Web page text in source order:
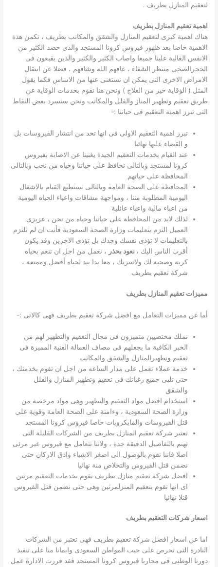
لتعقيم المنازل بطريف .
اهمية تعقيم المنازل بطريف
هناك اهمية كبرى لتعقيم المنازل والشقق والمكاتب بطريف ، تكمن هذة
الاهمية خاصا بعد ظهور فيروس كرونا المستجد والذى حصد الكثير من
الانفس الغالية علينا جميعا واصاب الكثير والكثير والذين يقبعون فى
الحجرالصحى منتظر الشفاء ، عافهم الله وشافهم ، فضلا عن انتقال
الامراض الاخرى التى يمكن ان نستغنى عنها من الاساس فكما يقول
المثل ( الوقاية خير من العلاج ) ونحن هنا نقوم بخدمات الوقاية عن
طريق تعقيم وتطهير المناز والفلل والمكاتب ونحن سنسرد بعض النقاط
التى تبرز اهمية التعقيم فى حياتنا :-
تبرز اهمية التعقيم الاولى فى انها تحد من انتشار الفيروسات بل
و القضاء عليها نهائيا
عند القيام بخدمات التعقيم الجيدة يغنينا عن الاصابة بفيروس
كرونا لمستجد وبالتالى نحافظ على حياتنا وحياه من نحب وبالتالى
المحافظة على حياتهم
المحافظة على الصحة العامة وبالتالى نستطيع القيام بالاشغال
اليومية المطلوبة مننا ، ومواجهة مشاقات واعباء الحياه اليومية
من اعباء مالية واعباء عائلية
لذلك لابد من المحافظة على حياتنا وحياه من نحن ، عزيزى
العميل التزم بتعليمات وزارة الصحة السعودية فأنت ان لم تلتزم
بالتعليمات لا تؤذى نفسك وحدك بل تؤذى الاخرين وقد يكون
أقرب الناس اليك ، نعود بحذر ، نعمل من اجل ان تنعم بحياه
كرية وصحية لك ولاسرتك ، معا يدا بيد لحياه أفضل وممتعة ،
شركة تعقيم بطريف
مميزات تعقيم المنازل بطريف
أما عن مميزات التعامل مع افضل شركة تعقيم بطريف فهى كالاتى :-
نملك مختصيين متميزون فى مجال التعقيم والتطهير لهم من
الخبر الكافية ما يجعلهم فى مصاف العمالة الفنية المميزة فى
تعقيم وتطهيرالمنازل والشقق والمكاتب
خدمة عملاء تعمل على مدار الساعه من اجل ان تقوم بخدمتك ،
حتى تلبى جميع رغباتك فى تعقيم وتطهير المنازل والفلل
والشقق
استخدام افضل مواد التعقيم والتطهير وهى مواد مرخصة من
وزارة الصحة السعودية ، وءامنة على الصحة العامة وقوية على
قتل الفيروسات والمايكروبات خاصا فيروس كرونا المستجد
تعتبر شركة تعقيم المنازل بطريف من الشركات القليلة التى
تهتم بالتفاصيل الدقيقة جدة ، ولاننا نتعامل مع فيروس غير مرئى
اصلا فاننا نقوم بالوصول الى اصغر الاشياء وادق الاركان حتى
نضمن قتل الفيروس والتخلاص منة نهائيا
افضل شركة تعقيم منازل بطريف نقوم بخدمات التعقيم مرتين
اى انها تقوم بنعقيم المنزلمرتين وهى حتى نضمن قتل الفيروس
قتلا نهائيا
اسعار شركات التعقيم بطريف
اما عن اسعار افضل شركة تعقيم بطريف فهى تعتبر من الشركات
النادرة التى تحرص على جيب المواطن السعودى وايمانا منا على تنفيذ
دورنا الوطنى فى محاربا فيروس كرونا المستجد فقد قررت الادارة عمل